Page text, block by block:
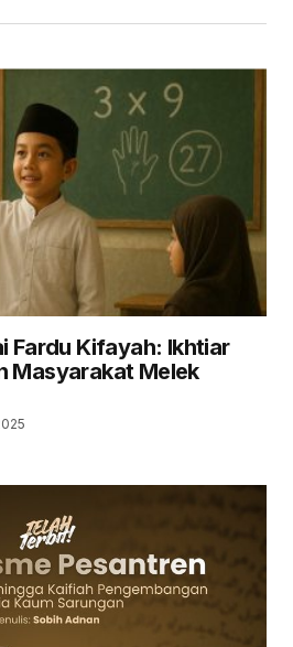
Fardu Kifayah: Ikhtiar
Masyarakat Melek